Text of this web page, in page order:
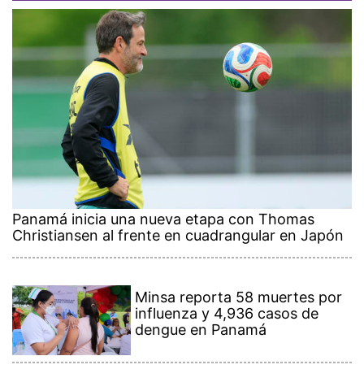
Panamá inicia una nueva etapa con Thomas
Christiansen al frente en cuadrangular en Japón
Minsa reporta 58 muertes por
influenza y 4,936 casos de
dengue en Panamá